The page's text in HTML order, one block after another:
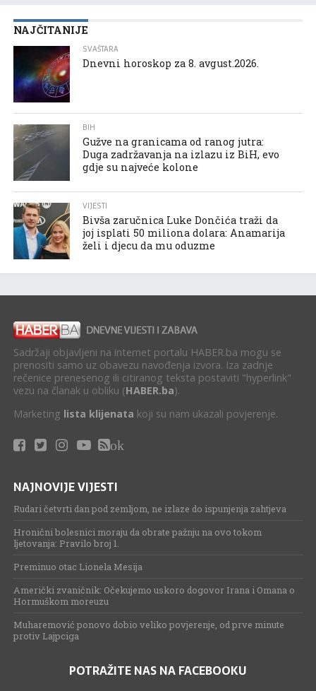
NAJČITANIJE
SVAŠTARA
Dnevni horoskop za 8. avgust.2026.
BIH
Gužve na granicama od ranog jutra:
Duga zadržavanja na izlazu iz BiH, evo
gdje su najveće kolone
VIJESTI
Bivša zaručnica Luke Dončića traži da
joj isplati 50 miliona dolara: Anamarija
želi i djecu da mu oduzme
Sadržaji objavljeni na internet portalu HABER.ba mogu se
prenositi samo uz obavezu navođenja izvora. Iza zadnje
rečenice prenesenog ili citiranog teksta postaviti "hyperlink"
vezu na članak u obliku (HABER.ba).
Marketing lista klijenata koji su nam ukazali povjerenje.
ok
NAJNOVIJE VIJESTI
Rudari četvrti dan pod zemljom, ne izlaze do ispunjenja zahtjeva
Hronični bolesnici moraju da obrate pažnju na ovo tokom
ljetovanja: Pravilo broj 1.
Preminuo otac Lionela Mesija
Američki zvaničnik: Očekujemo uskoro dogovor Irana i Omana o
Hormuškom moreuzu
Muharemović ponovo dobio veliko povjerenje, od prve minute
protiv Lajpciga
POTRAŽITE NAS NA FACEBOOKU